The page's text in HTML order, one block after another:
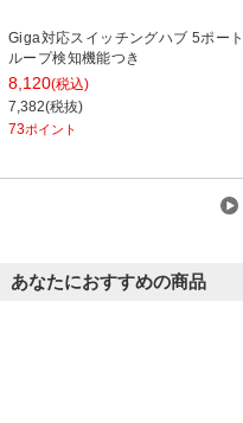
Giga対応スイッチングハブ 5ポート
ループ検知機能つき
8,120(税込)
7,382(税抜)
73ポイント
あなたにおすすめの商品